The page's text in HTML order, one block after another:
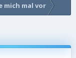
mich mal vor